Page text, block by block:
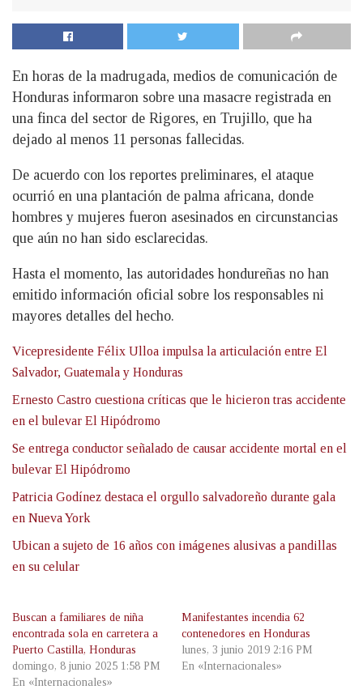
En horas de la madrugada, medios de comunicación de
Honduras informaron sobre una masacre registrada en
una finca del sector de Rigores, en Trujillo, que ha
dejado al menos 11 personas fallecidas.
De acuerdo con los reportes preliminares, el ataque
ocurrió en una plantación de palma africana, donde
hombres y mujeres fueron asesinados en circunstancias
que aún no han sido esclarecidas.
Hasta el momento, las autoridades hondureñas no han
emitido información oficial sobre los responsables ni
mayores detalles del hecho.
Vicepresidente Félix Ulloa impulsa la articulación entre El
Salvador, Guatemala y Honduras
Ernesto Castro cuestiona críticas que le hicieron tras accidente
en el bulevar El Hipódromo
Se entrega conductor señalado de causar accidente mortal en el
bulevar El Hipódromo
Patricia Godínez destaca el orgullo salvadoreño durante gala
en Nueva York
Ubican a sujeto de 16 años con imágenes alusivas a pandillas
en su celular
Buscan a familiares de niña
encontrada sola en carretera a
Puerto Castilla, Honduras
domingo, 8 junio 2025 1:58 PM
En «Internacionales»
Manifestantes incendia 62
contenedores en Honduras
lunes, 3 junio 2019 2:16 PM
En «Internacionales»